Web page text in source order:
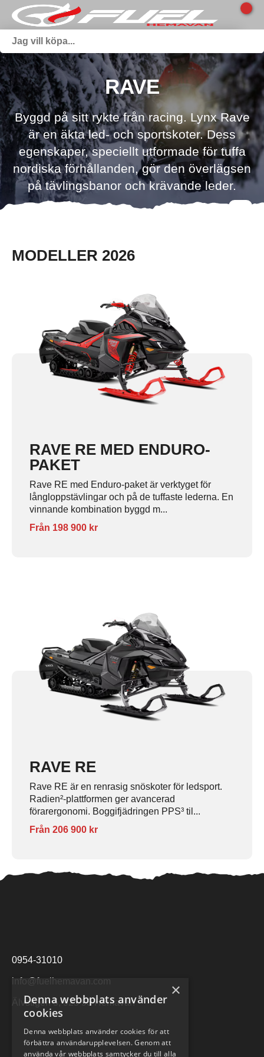
RAVE
Byggd på sitt rykte från racing. Lynx Rave
är en äkta led- och sportskoter. Dess
egenskaper, speciellt utformade för tuffa
nordiska förhållanden, gör den överlägsen
på tävlingsbanor och krävande leder.
MODELLER 2026
RAVE RE MED ENDURO-
PAKET
Rave RE med Enduro-paket är verktyget för
långloppstävlingar och på de tuffaste lederna. En
vinnande kombination byggd m...
Från 198 900 kr
RAVE RE
Rave RE är en renrasig snöskoter för ledsport.
Radien²-plattformen ger avancerad
förarergonomi. Boggifjädringen PPS³ til...
Från 206 900 kr
0954-31010
Älvstigen 5, 925 93 Hemavan
×
Denna webbplats använder
cookies
Denna webbplats använder cookies för att
förbättra användarupplevelsen. Genom att
använda vår webbplats samtycker du till alla